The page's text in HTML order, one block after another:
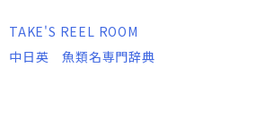
TAKE'S REEL ROOM
中日英 魚類名専門辞典